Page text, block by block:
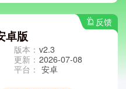
反馈
卓版
版本： v2.3
更新： 2026-07-08
平台： 安卓